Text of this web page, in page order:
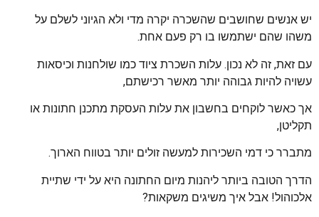
יש אנשים שחושבים שהשכרה יקרה מדי ולא הגיוני לשלם על
משהו שהם ישתמשו בו רק פעם אחת.
עם זאת, זה לא נכון. עלות השכרת ציוד כמו שולחנות וכיסאות
עשויה להיות גבוהה יותר מאשר רכישתם,
אך כאשר לוקחים בחשבון את עלות העסקת מתכנן חתונות או
תקליטן,
מתברר כי דמי השכירות למעשה זולים יותר בטווח הארוך.
הדרך הטובה ביותר ליהנות מיום החתונה היא על ידי שתיית
אלכוהול! אבל איך משיגים משקאות?